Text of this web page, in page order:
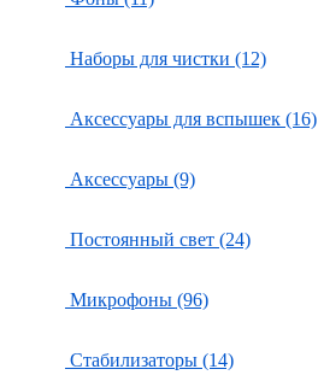
Наборы для чистки (12)
Аксессуары для вспышек (16)
Аксессуары (9)
Постоянный свет (24)
Микрофоны (96)
Стабилизаторы (14)